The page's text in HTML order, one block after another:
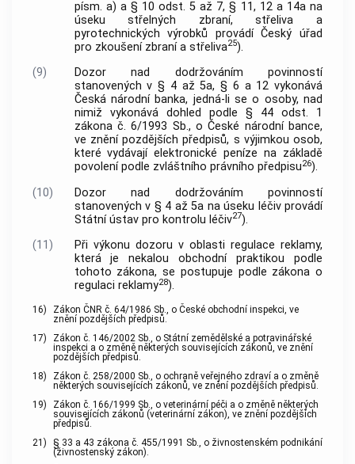
písm. a) a § 10 odst. 5 až 7, § 11, 12 a 14a na
úseku střelných zbraní, střeliva a
pyrotechnických výrobků provádí Český úřad
pro zkoušení zbraní a střeliva25).
(9)
Dozor nad dodržováním povinností
stanovených v § 4 až 5a, § 6 a 12 vykonává
Česká národní banka, jedná-li se o osoby, nad
nimiž vykonává dohled podle § 44 odst. 1
zákona č. 6/1993 Sb., o České národní bance,
ve znění pozdějších předpisů, s výjimkou osob,
které vydávají elektronické peníze na základě
povolení podle zvláštního právního předpisu26).
(10)
Dozor nad dodržováním povinností
stanovených v § 4 až 5a na úseku léčiv provádí
Státní ústav pro kontrolu léčiv27).
(11)
Při výkonu dozoru v oblasti regulace reklamy,
která je nekalou obchodní praktikou podle
tohoto zákona, se postupuje podle zákona o
regulaci reklamy28).
16)
Zákon ČNR č. 64/1986 Sb., o České obchodní inspekci, ve
znění pozdějších předpisů.
17)
Zákon č. 146/2002 Sb., o Státní zemědělské a potravinářské
inspekci a o změně některých souvisejících zákonů, ve znění
pozdějších předpisů.
18)
Zákon č. 258/2000 Sb., o ochraně veřejného zdraví a o změně
některých souvisejících zákonů, ve znění pozdějších předpisů.
19)
Zákon č. 166/1999 Sb., o veterinární péči a o změně některých
souvisejících zákonů (veterinární zákon), ve znění pozdějších
předpisů.
21)
§ 33 a 43 zákona č. 455/1991 Sb., o živnostenském podnikání
(živnostenský zákon).